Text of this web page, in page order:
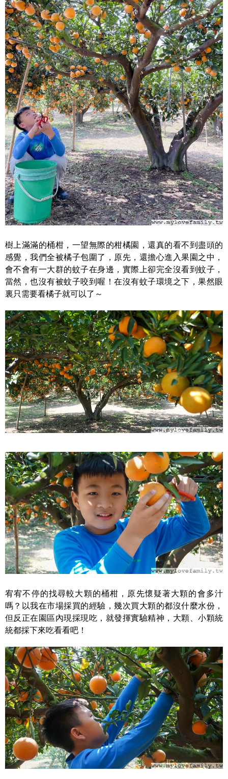
樹上滿滿的桶柑，一望無際的柑橘園，還真的看不到盡頭的
感覺，我們全被橘子包圍了，原先，還擔心進入果園之中，
會不會有一大群的蚊子在身邊，實際上卻完全沒看到蚊子，
當然，也沒有被蚊子咬到喔！在沒有蚊子環境之下，果然眼
裏只需要看橘子就可以了～
宥宥不停的找尋較大顆的桶柑，原先懷疑著大顆的會多汁
嗎？以我在市場採買的經驗，幾次買大顆的都沒什麼水份，
但反正在園區內現採現吃，就發揮實驗精神，大顆、小顆統
統都採下來吃看看吧！